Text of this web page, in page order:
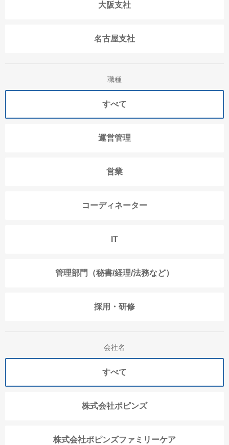
大阪支社
名古屋支社
職種
すべて
運営管理
営業
コーディネーター
IT
管理部門（秘書/経理/法務など）
採用・研修
会社名
すべて
株式会社ポピンズ
株式会社ポピンズファミリーケア